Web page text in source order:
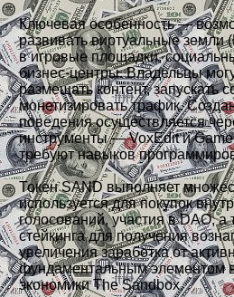
Ключевая особенность —
развивать виртуальные земли
в игровые площадки,
бизнес-центры. Владельцы
размещать контент, запускать
монетизировать трафик.
поведения осуществляется
инструменты — VoxEdit и
требуют навыков
Токен SAND выполняет
используется для покупок
голосований, участия в DAO, а
стейкинга для получения
увеличения заработка от
фундаментальным элементом
экономики The Sandbox.